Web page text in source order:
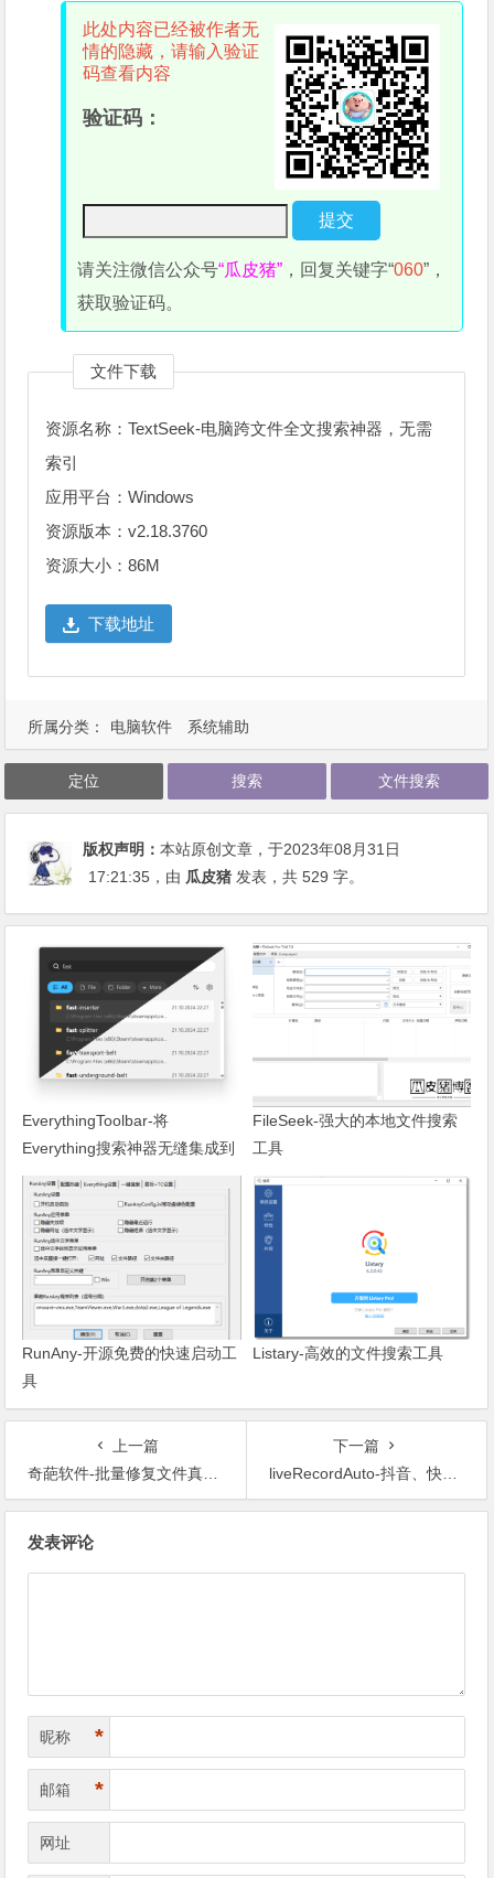
此处内容已经被作者无
情的隐藏，请输入验证
码查看内容
验证码：
请关注微信公众号“瓜皮猪” ，回复关键字“060”，
获取验证码。
文件下载
资源名称：TextSeek-电脑跨文件全文搜索神器，无需
索引
应用平台：Windows
资源版本：v2.18.3760
资源大小：86M
下载地址
所属分类： 电脑软件 系统辅助
定位 搜索 文件搜索
版权声明：本站原创文章，于2023年08月31日
17:21:35 ，由 瓜皮猪 发表，共 529 字。
EverythingToolbar-将
Everything搜索神器无缝集成到
系统任务栏
FileSeek-强大的本地文件搜索
工具
RunAny-开源免费的快速启动工
具
Listary-高效的文件搜索工具
上一篇
奇葩软件-批量修复文件真实格式
下一篇
liveRecordAuto-抖音、快手直播自动录制工具
发表评论
昵称 *
邮箱 *
网址